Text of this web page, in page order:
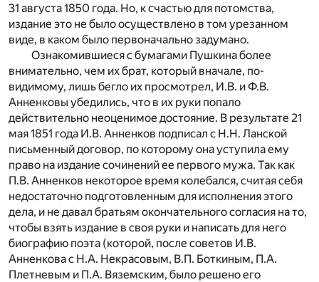
31 августа 1850 года. Но, к счастью для потомства,
издание это не было осуществлено в том урезанном
виде, в каком было первоначально задумано.
Ознакомившиеся с бумагами Пушкина более
внимательно, чем их брат, который вначале, по-
видимому, лишь бегло их просмотрел, И.В. и Ф.В.
Анненковы убедились, что в их руки попало
действительно неоценимое достояние. В результате 21
мая 1851 года И.В. Анненков подписал с Н.Н. Ланской
письменный договор, по которому она уступила ему
право на издание сочинений ее первого мужа. Так как
П.В. Анненков некоторое время колебался, считая себя
недостаточно подготовленным для исполнения этого
дела, и не давал братьям окончательного согласия на то,
чтобы взять издание в своя руки и написать для него
биографию поэта (которой, после советов И.В.
Анненкова с Н.А. Некрасовым, В.П. Боткиным, П.А.
Плетневым и П.А. Вяземским, было решено его